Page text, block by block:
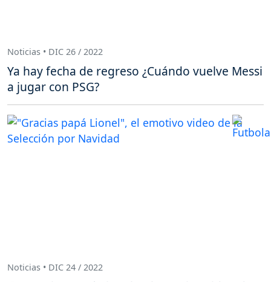
Noticias • DIC 26 / 2022
Ya hay fecha de regreso ¿Cuándo vuelve Messi
a jugar con PSG?
Noticias • DIC 24 / 2022